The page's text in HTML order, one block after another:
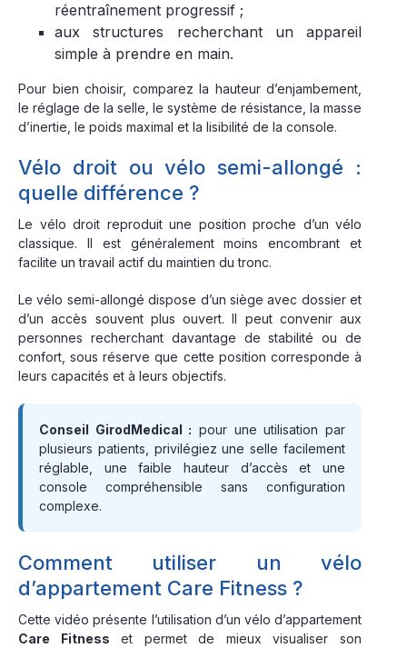
réentraînement progressif ;
aux structures recherchant un appareil
simple à prendre en main.
Pour bien choisir, comparez la hauteur d’enjambement,
le réglage de la selle, le système de résistance, la masse
d’inertie, le poids maximal et la lisibilité de la console.
Vélo droit ou vélo semi-allongé :
quelle différence ?
Le vélo droit reproduit une position proche d’un vélo
classique. Il est généralement moins encombrant et
facilite un travail actif du maintien du tronc.
Le vélo semi-allongé dispose d’un siège avec dossier et
d’un accès souvent plus ouvert. Il peut convenir aux
personnes recherchant davantage de stabilité ou de
confort, sous réserve que cette position corresponde à
leurs capacités et à leurs objectifs.
Conseil GirodMedical : pour une utilisation par
plusieurs patients, privilégiez une selle facilement
réglable, une faible hauteur d’accès et une
console compréhensible sans configuration
complexe.
Comment utiliser un vélo
d’appartement Care Fitness ?
Cette vidéo présente l’utilisation d’un vélo d’appartement
Care Fitness et permet de mieux visualiser son